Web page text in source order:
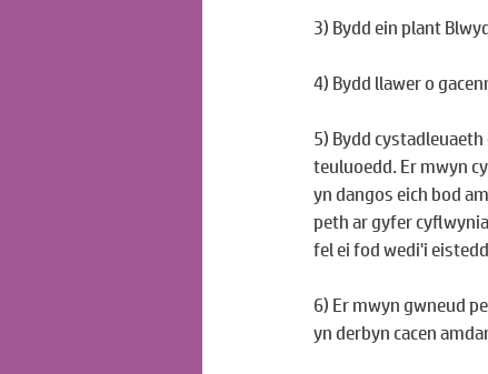
3) Bydd ein plant
4) Bydd llawer o
5) Bydd
teuluoedd. Er mwyn
yn dangos eich bod
peth ar gyfer
fel ei fod wedi'i
6) Er mwyn gwneud
yn derbyn cacen